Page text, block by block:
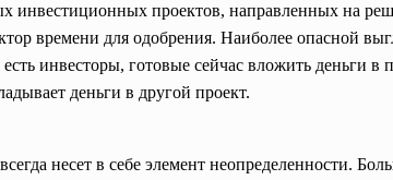
инвестиционных проектов, направленных на
времени для одобрения. Наиболее опасной
инвесторы, готовые сейчас вложить деньги в
деньги в другой проект.
несет в себе элемент неопределенности.